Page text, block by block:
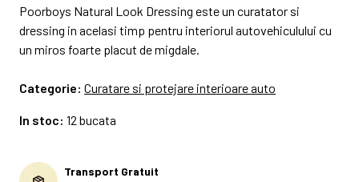
Poorboys Natural Look Dressing este un curatator si
dressing in acelasi timp pentru interiorul autovehiculului cu
un miros foarte placut de migdale.
Categorie: Curatare si protejare interioare auto
In stoc: 12 bucata
Transport Gratuit